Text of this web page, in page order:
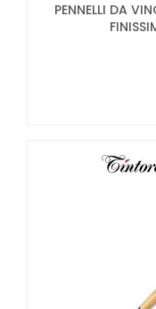
PENNELLI DA